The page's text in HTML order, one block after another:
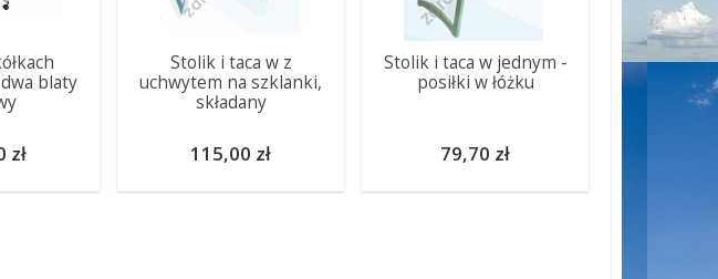
blaty
zł
Stolik i taca w z
uchwytem na szklanki,
składany
115,00 zł
Stolik i taca w jednym -
posiłki w łóżku
79,70 zł